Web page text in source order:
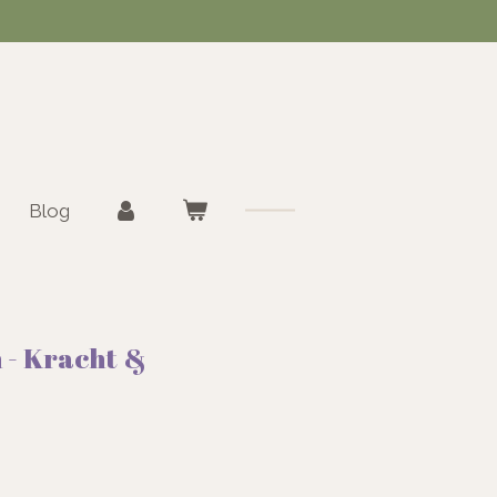
Blog
Kracht &